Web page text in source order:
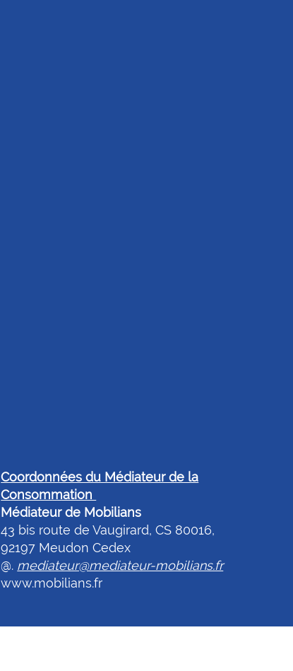
Coordonnées du Médiateur de la
Consommation
Médiateur de Mobilians
43 bis route de Vaugirard, CS 80016,
92197 Meudon Cedex
@. mediateur@mediateur-mobilians.fr
www.mobilians.fr